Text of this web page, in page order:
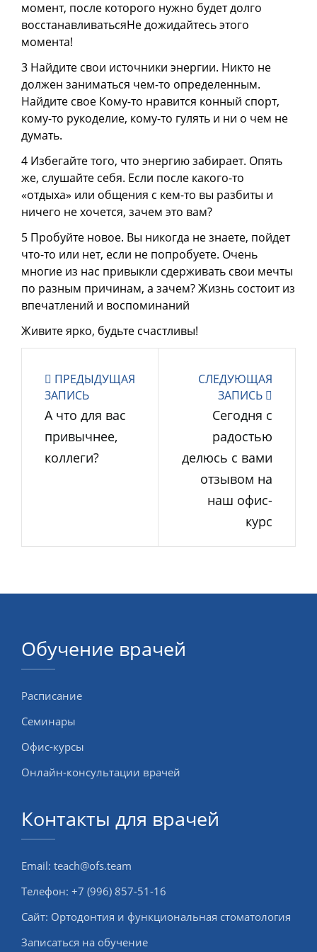
момент, после которого нужно будет долго
восстанавливатьсяНе дожидайтесь этого
момента!
3 Найдите свои источники энергии. Никто не
должен заниматься чем-то определенным.
Найдите свое Кому-то нравится конный спорт,
кому-то рукоделие, кому-то гулять и ни о чем не
думать.
4 Избегайте того, что энергию забирает. Опять
же, слушайте себя. Если после какого-то
«отдыха» или общения с кем-то вы разбиты и
ничего не хочется, зачем это вам?
5 Пробуйте новое. Вы никогда не знаете, пойдет
что-то или нет, если не попробуете. Очень
многие из нас привыкли сдерживать свои мечты
по разным причинам, а зачем? Жизнь состоит из
впечатлений и воспоминаний
Живите ярко, будьте счастливы!
ПРЕДЫДУЩАЯ
ЗАПИСЬ
А что для вас
привычнее,
коллеги?
СЛЕДУЮЩАЯ
ЗАПИСЬ
Сегодня с
радостью
делюсь с вами
отзывом на
наш офис-
курс
Обучение врачей
Расписание
Семинары
Офис-курсы
Онлайн-консультации врачей
Контакты для врачей
Email: teach@ofs.team
Телефон: +7 (996) 857-51-16
Сайт: Ортодонтия и функциональная стоматология
Записаться на обучение